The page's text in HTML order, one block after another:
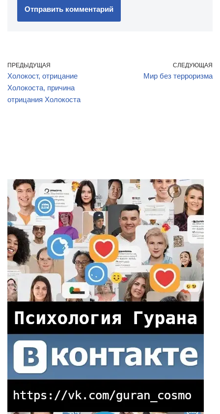
ПРЕДЫДУЩАЯ
Холокост, отрицание
Холокоста, причина
отрицания Холокоста
СЛЕДУЮЩАЯ
Мир без терроризма